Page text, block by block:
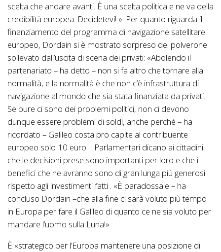
scelta che andare avanti. È una scelta politica e ne va della
credibilità europea. Decidetevi! ». Per quanto riguarda il
finanziamento del programma di navigazione satellitare
europeo, Dordain si è mostrato sorpreso del polverone
sollevato dall’uscita di scena dei privati: «Abolendo il
partenariato – ha detto – non si fa altro che tornare alla
normalità, e la normalità è che non c’è infrastruttura di
navigazione al mondo che sia stata finanziata da privati.
Se pure ci sono dei problemi politici, non ci devono
dunque essere problemi di soldi, anche perché – ha
ricordato – Galileo costa pro capite al contribuente
europeo solo 10 euro. I Parlamentari dicano ai cittadini
che le decisioni prese sono importanti per loro e che i
benefici che ne avranno sono di gran lunga più generosi
rispetto agli investimenti fatti . «È paradossale – ha
concluso Dordain –che alla fine ci sarà voluto più tempo
in Europa per fare il Galileo di quanto ce ne sia voluto per
mandare l’uomo sulla Luna!»
È «strategico per l’Europa mantenere una posizione di